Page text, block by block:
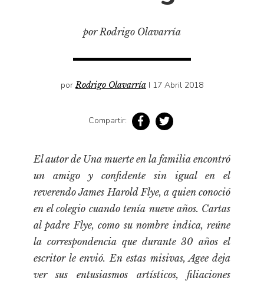
Historia material de los libros
Libros usados
Pensamiento
Pensamiento ilustrado
Personajes secundarios
Política
Relecturas
por Rodrigo Olavarría
porRodrigo Olavarría I 17 Abril 2018
Compartir:
El autor de Una muerte en la familia encontró
un amigo y confidente sin igual en el
reverendo James Harold Flye, a quien conoció
en el colegio cuando tenía nueve años. Cartas
al padre Flye, como su nombre indica, reúne
la correspondencia que durante 30 años el
escritor le envió. En estas misivas, Agee deja
ver sus entusiasmos artísticos, filiaciones